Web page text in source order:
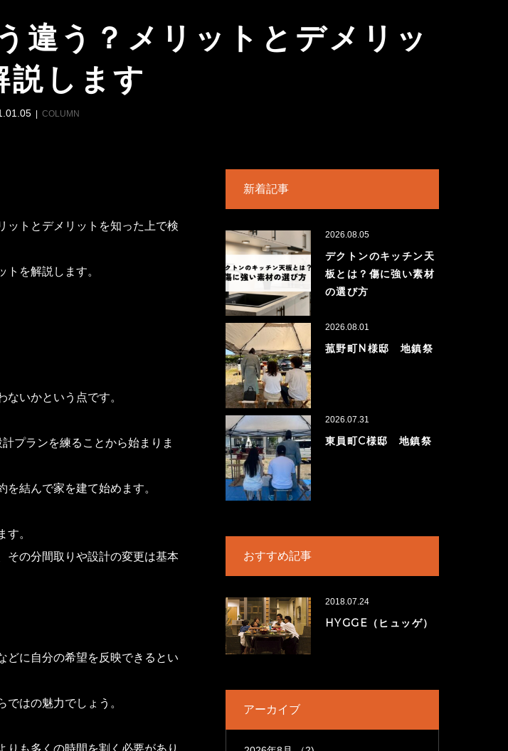
違う？メリットとデメリッ
説します
COLUMN
ットとデメリットを知った上で検
を解説します。
いかという点です。
プランを練ることから始まりま
結んで家を建て始めます。
。
その分間取りや設計の変更は基本
どに自分の希望を反映できるとい
はの魅力でしょう。
新着記事
2026.08.05
デクトンのキッチン天
板とは？傷に強い素材
の選び方
2026.08.01
菰野町N様邸 地鎮祭
2026.07.31
東員町C様邸 地鎮祭
おすすめ記事
2018.07.24
HYGGE（ヒュッゲ）
アーカイブ